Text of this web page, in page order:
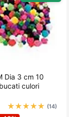
Dia 3 cm 10
culori
★★★★★ (14)